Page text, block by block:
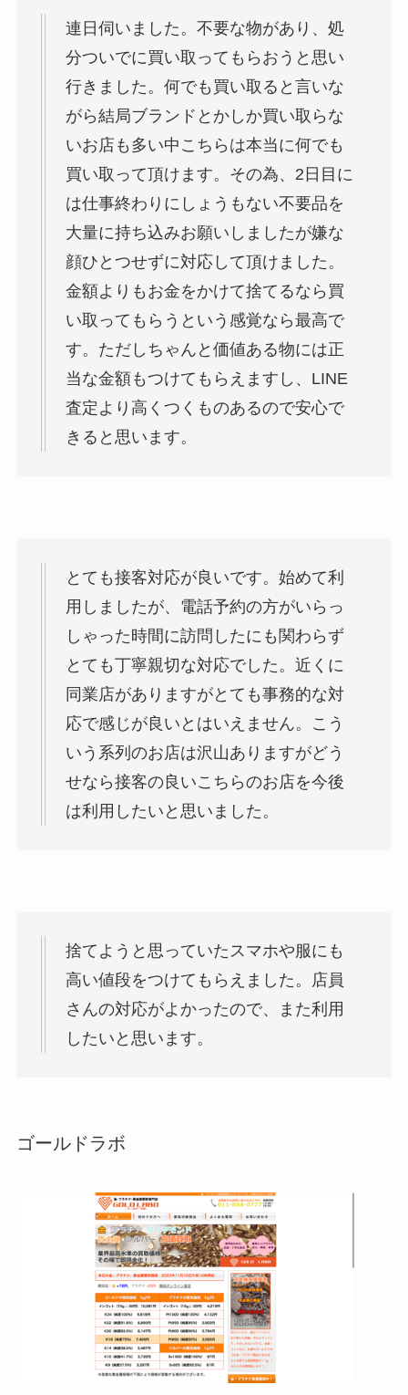
連日伺いました。不要な物があり、処
分ついでに買い取ってもらおうと思い
行きました。何でも買い取ると言いな
がら結局ブランドとかしか買い取らな
いお店も多い中こちらは本当に何でも
買い取って頂けます。その為、2日目に
は仕事終わりにしょうもない不要品を
大量に持ち込みお願いしましたが嫌な
顔ひとつせずに対応して頂けました。
金額よりもお金をかけて捨てるなら買
い取ってもらうという感覚なら最高で
す。ただしちゃんと価値ある物には正
当な金額もつけてもらえますし、LINE
査定より高くつくものあるので安心で
きると思います。
とても接客対応が良いです。始めて利
用しましたが、電話予約の方がいらっ
しゃった時間に訪問したにも関わらず
とても丁寧親切な対応でした。近くに
同業店がありますがとても事務的な対
応で感じが良いとはいえません。こう
いう系列のお店は沢山ありますがどう
せなら接客の良いこちらのお店を今後
は利用したいと思いました。
捨てようと思っていたスマホや服にも
高い値段をつけてもらえました。店員
さんの対応がよかったので、また利用
したいと思います。
ゴールドラボ